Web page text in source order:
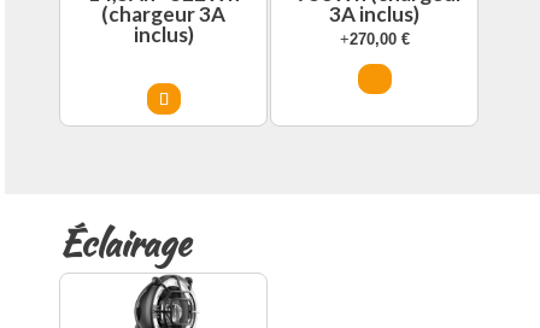
(chargeur 3A
inclus)
3A inclus)
+270,00 €
Éclairage